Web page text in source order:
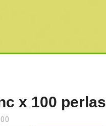
x 100 perlas